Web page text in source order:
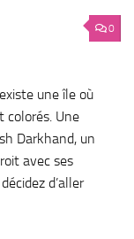
0
une île où
Une
Darkhand, un
avec ses
d’aller